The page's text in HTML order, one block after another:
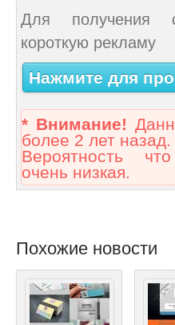
Для получения
короткую рекламу
Нажмите для
* Внимание!
более 2 лет назад.
Вероятность
очень низкая.
Похожие новости